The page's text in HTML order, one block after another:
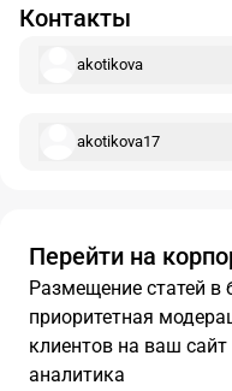
Контакты
akotikova
akotikova17
Перейти на
Размещение статей в
приоритетная
клиентов на ваш
аналитика